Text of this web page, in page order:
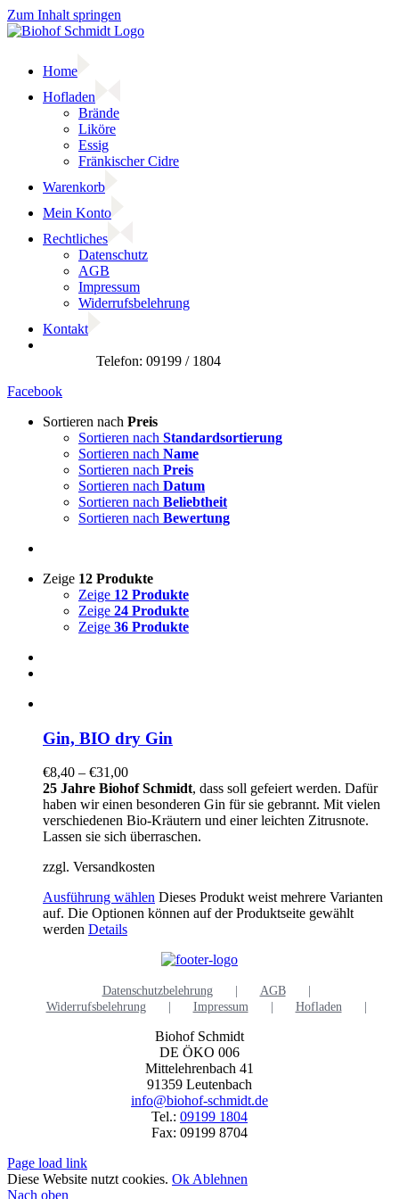
Zum Inhalt springen
Home
Hofladen
Brände
Liköre
Essig
Fränkischer Cidre
Warenkorb
Mein Konto
Rechtliches
Datenschutz
AGB
Impressum
Widerrufsbelehrung
Kontakt
Facebook
Sortieren nach Preis
Sortieren nach Standardsortierung
Sortieren nach Name
Sortieren nach Preis
Sortieren nach Datum
Sortieren nach Beliebtheit
Sortieren nach Bewertung
Zeige 12 Produkte
Zeige 12 Produkte
Zeige 24 Produkte
Zeige 36 Produkte
Gin, BIO dry Gin
€8,40 – €31,00
25 Jahre Biohof Schmidt, dass soll gefeiert werden. Dafür
haben wir einen besonderen Gin für sie gebrannt. Mit vielen
verschiedenen Bio-Kräutern und einer leichten Zitrusnote.
Lassen sie sich überraschen.
zzgl. Versandkosten
Ausführung wählen Dieses Produkt weist mehrere Varianten
auf. Die Optionen können auf der Produktseite gewählt
werden Details
Datenschutzbelehrung
AGB
Widerrufsbelehrung
Impressum Hofladen
Biohof Schmidt
DE ÖKO 006
Mittelehrenbach 41
91359 Leutenbach
info@biohof-schmidt.de
Tel.: 09199 1804
Fax: 09199 8704
Page load link
Diese Website nutzt cookies. OkAblehnen
Nach oben